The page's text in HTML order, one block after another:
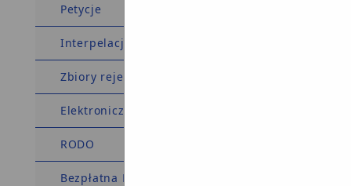
Petycje
Interpelacje
Zbiory rejestry i archiwa
Elektroniczna Skrzynka Podawcza
RODO
Bezpłatna Pomoc Prawna